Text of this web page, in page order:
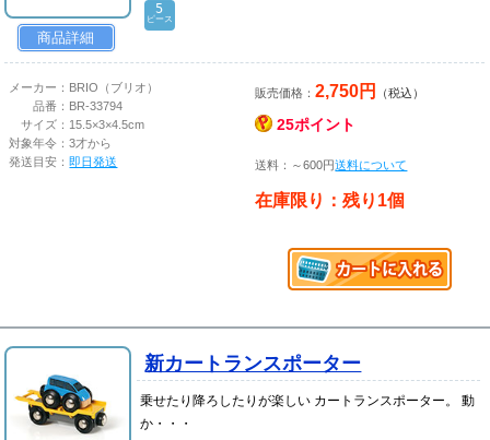
商品詳細
5
ピース
メーカー： BRIO（ブリオ）
品番： BR-33794
サイズ： 15.5×3×4.5cm
対象年令：3才から
発送目安： 即日発送
販売価格：2,750円 （税込）
25ポイント
送料：～600円送料について
在庫限り：残り1個
新カートランスポーター
乗せたり降ろしたりが楽しい カートランスポーター。 動
か・・・